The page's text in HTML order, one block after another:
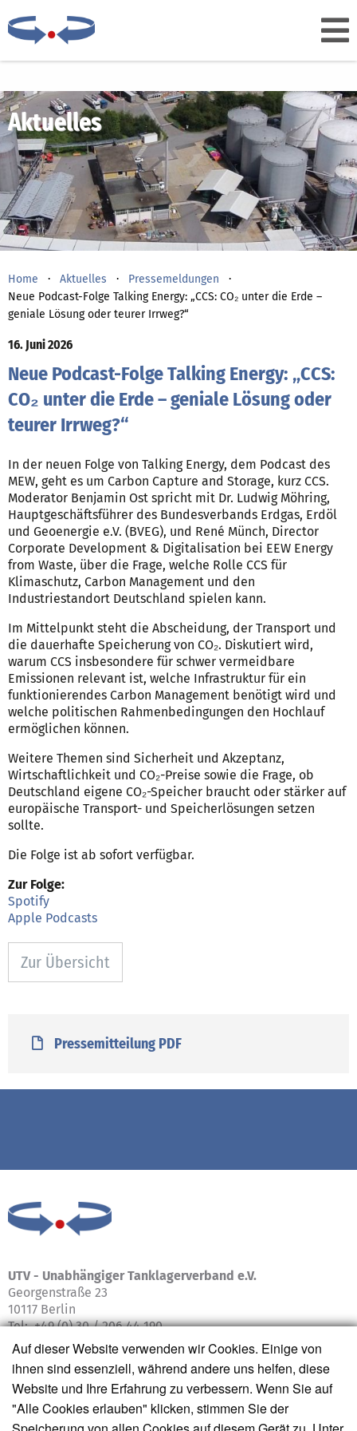
Aktuelles
Home Aktuelles
Pressemeldungen
Neue Podcast-Folge Talking Energy: „CCS: CO₂ unter die Erde –
geniale Lösung oder teurer Irrweg?“
16. Juni 2026
Neue Podcast-Folge Talking Energy: „CCS:
CO₂ unter die Erde – geniale Lösung oder
teurer Irrweg?“
In der neuen Folge von Talking Energy, dem Podcast des
MEW, geht es um Carbon Capture and Storage, kurz CCS.
Moderator Benjamin Ost spricht mit Dr. Ludwig Möhring,
Hauptgeschäftsführer des Bundesverbands Erdgas, Erdöl
und Geoenergie e.V. (BVEG), und René Münch, Director
Corporate Development & Digitalisation bei EEW Energy
from Waste, über die Frage, welche Rolle CCS für
Klimaschutz, Carbon Management und den
Industriestandort Deutschland spielen kann.
Im Mittelpunkt steht die Abscheidung, der Transport und
die dauerhafte Speicherung von CO₂. Diskutiert wird,
warum CCS insbesondere für schwer vermeidbare
Emissionen relevant ist, welche Infrastruktur für ein
funktionierendes Carbon Management benötigt wird und
welche politischen Rahmenbedingungen den Hochlauf
ermöglichen können.
Weitere Themen sind Sicherheit und Akzeptanz,
Wirtschaftlichkeit und CO₂-Preise sowie die Frage, ob
Deutschland eigene CO₂-Speicher braucht oder stärker auf
europäische Transport- und Speicherlösungen setzen
sollte.
Die Folge ist ab sofort verfügbar.
Zur Folge:
Spotify
Apple Podcasts
Zur Übersicht
Pressemitteilung PDF
UTV - Unabhängiger Tanklagerverband e.V.
Georgenstraße 23
10117 Berlin
Tel: +49 (0) 30 / 206 44 190
info@tanklagerverband.de
www.tanklagerverband.de
Auf dieser Website verwenden wir Cookies. Einige von
ihnen sind essenziell, während andere uns helfen, diese
Website und Ihre Erfahrung zu verbessern. Wenn Sie auf
"Alle Cookies erlauben" klicken, stimmen Sie der